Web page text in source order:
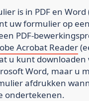
is in PDF en Word
uw formulier op
PDF-
Acrobat Reader
u kunt downloaden
Word, maar u
afdrukken
ondertekenen.